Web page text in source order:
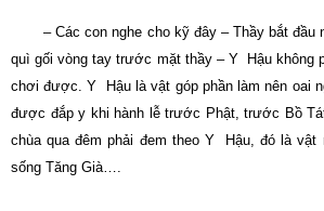
– Các con nghe cho kỹ đây – Thầy bắt đầu
quì gối vòng tay trước mặt thầy – Y Hậu không
chơi được. Y Hậu là vật góp phần làm nên oai
được đắp y khi hành lễ trước Phật, trước Bồ
chùa qua đêm phải đem theo Y Hậu, đó là vật
sống Tăng Già….